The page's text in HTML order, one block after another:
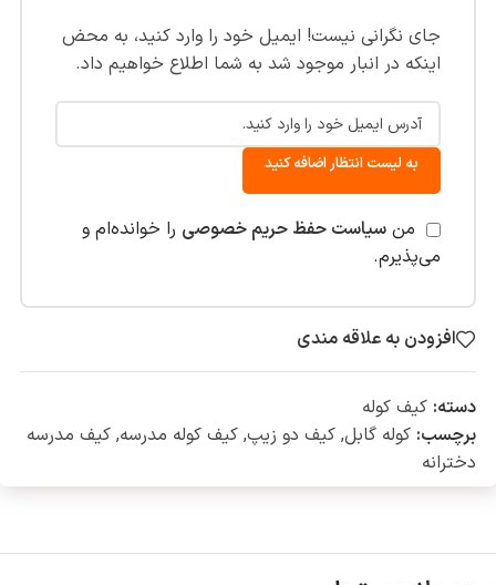
جای نگرانی نیست! ایمیل خود را وارد کنید، به محض
اینکه در انبار موجود شد به شما اطلاع خواهیم داد.
به لیست انتظار اضافه کنید
من سیاست حفظ حریم خصوصی را خوانده‌ام و
می‌پذیرم.
افزودن به علاقه مندی
دسته: کیف کوله
برچسب: کوله گابل, کیف دو زیپ, کیف کوله مدرسه, کیف مدرسه
دخترانه